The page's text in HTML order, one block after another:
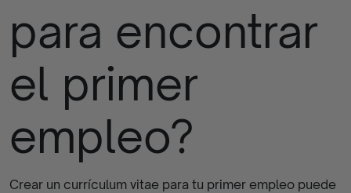
Programas
finalizados
para encontrar
el primer
empleo?
Crear un currículum vitae para tu primer empleo puede